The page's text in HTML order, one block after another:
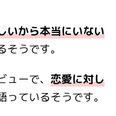
いから本当にいない
うです。
ーで、 恋愛に対し
っているそうです。